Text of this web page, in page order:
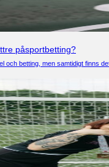
påsportbetting?
och betting, men samtidigt finns